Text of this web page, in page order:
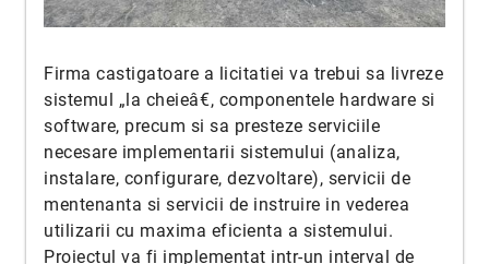
Firma castigatoare a licitatiei va trebui sa livreze
sistemul „la cheieâ€, componentele hardware si
software, precum si sa presteze serviciile
necesare implementarii sistemului (analiza,
instalare, configurare, dezvoltare), servicii de
mentenanta si servicii de instruire in vederea
utilizarii cu maxima eficienta a sistemului.
Proiectul va fi implementat intr-un interval de